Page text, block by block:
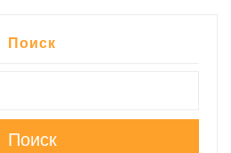
Поиск
Поиск